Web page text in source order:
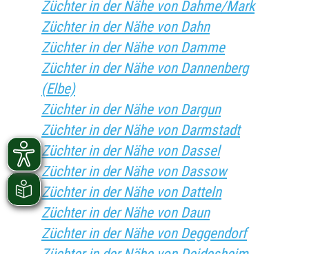
Züchter in der Nähe von Dahme/Mark
Züchter in der Nähe von Dahn
Züchter in der Nähe von Damme
Züchter in der Nähe von Dannenberg
(Elbe)
Züchter in der Nähe von Dargun
Züchter in der Nähe von Darmstadt
Züchter in der Nähe von Dassel
Züchter in der Nähe von Dassow
Züchter in der Nähe von Datteln
Züchter in der Nähe von Daun
Züchter in der Nähe von Deggendorf